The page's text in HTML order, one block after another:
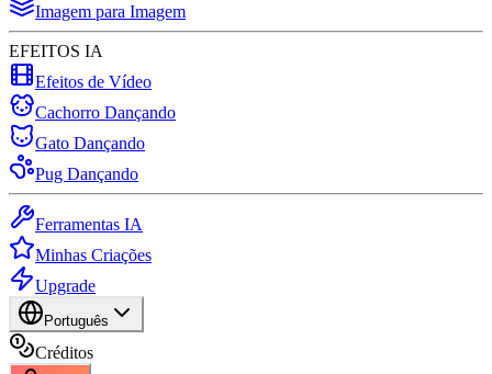
Imagem para Imagem
EFEITOS IA
Efeitos de Vídeo
Cachorro Dançando
Gato Dançando
Pug Dançando
Ferramentas IA
Minhas Criações
Upgrade
Português
Créditos